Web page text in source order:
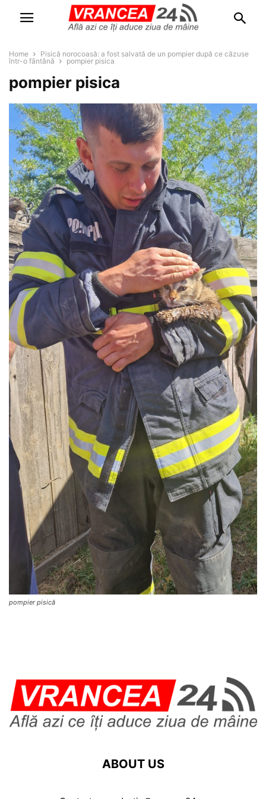
Home
Pisică norocoasă: a fost salvată de un pompier după ce căzuse
într-o fântână
pompier pisica
pompier pisica
pompier pisică
ABOUT US